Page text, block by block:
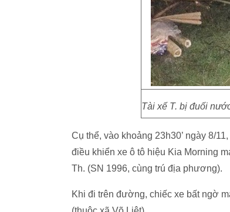
Tài xế T. bị đuối
Cụ thể, vào khoảng 23h30’ ngày 8/
điều khiển xe ô tô hiệu Kia Morning
Th. (SN 1996, cùng trú địa phương).
Khi đi trên đường, chiếc xe bất ngờ